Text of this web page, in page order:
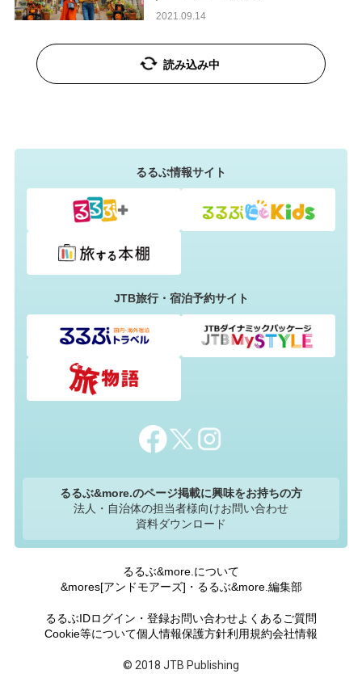
2021.09.14
読み込み中
るるぶ情報サイト
JTB旅行・宿泊予約サイト
るるぶ&more.のページ掲載に興味をお持ちの方
法人・自治体の担当者様向けお問い合わせ
資料ダウンロード
るるぶ&more.について
&mores[アンドモアーズ]・るるぶ&more.編集部
るるぶIDログイン・登録お問い合わせよくあるご質問
Cookie等について個人情報保護方針利用規約会社情報
© 2018 JTB Publishing